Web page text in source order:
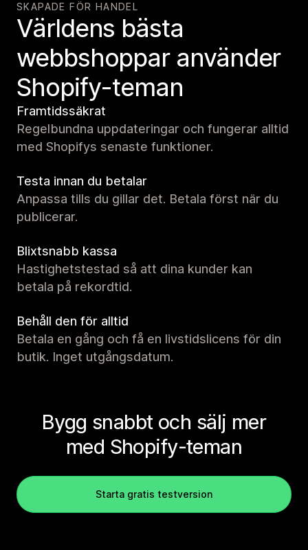
SKAPADE FÖR HANDEL
Världens bästa
webbshoppar använder
Shopify-teman
Framtidssäkrat
Regelbundna uppdateringar och fungerar alltid
med Shopifys senaste funktioner.
Testa innan du betalar
Anpassa tills du gillar det. Betala först när du
publicerar.
Blixtsnabb kassa
Hastighetstestad så att dina kunder kan
betala på rekordtid.
Behåll den för alltid
Betala en gång och få en livstidslicens för din
butik. Inget utgångsdatum.
Bygg snabbt och sälj mer
med Shopify-teman
Starta gratis testversion